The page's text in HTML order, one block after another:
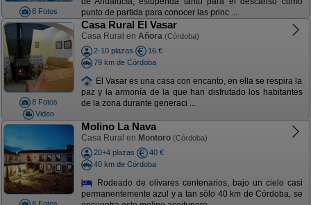
8 Fotos
punto de partida para conocer las princ ...
8 Fotos
Video
Casa Rural El Vasar
Casa Rural en Añora (Córdoba)
2-10 plazas
16 €
79 km de Córdoba
El Vasar es una casa con encanto, en ella se respira la
paz y la armonía de la que han disfrutado los habitantes
de la zona durante generaci ...
Molino La Nava
Casa Rural en Montoro (Córdoba)
20+4 plazas
40 €
40 km de Córdoba
Rodeado de olivares centenarios, bajo un cielo casi
permanentemente azul y a tan sólo 40 km de Córdoba, se